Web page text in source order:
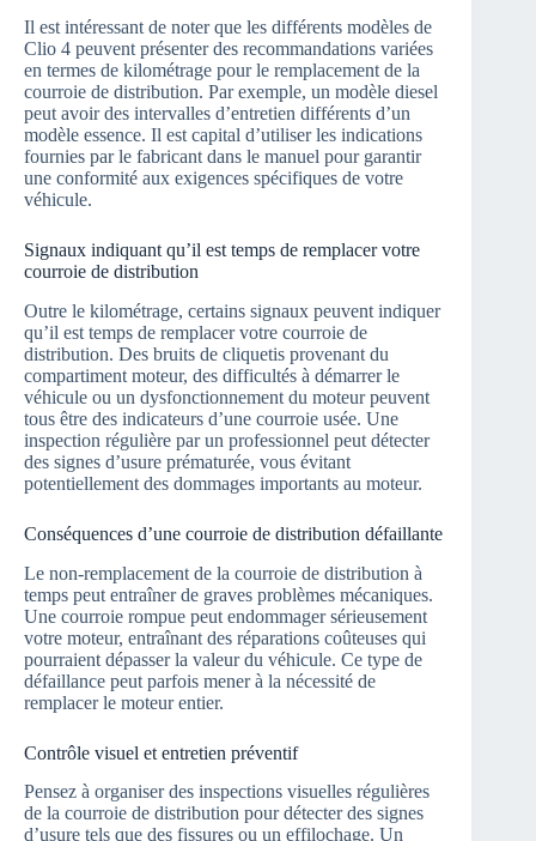
Il est intéressant de noter que les différents modèles de
Clio 4 peuvent présenter des recommandations variées
en termes de kilométrage pour le remplacement de la
courroie de distribution. Par exemple, un modèle diesel
peut avoir des intervalles d’entretien différents d’un
modèle essence. Il est capital d’utiliser les indications
fournies par le fabricant dans le manuel pour garantir
une conformité aux exigences spécifiques de votre
véhicule.
Signaux indiquant qu’il est temps de remplacer votre
courroie de distribution
Outre le kilométrage, certains signaux peuvent indiquer
qu’il est temps de remplacer votre courroie de
distribution. Des bruits de cliquetis provenant du
compartiment moteur, des difficultés à démarrer le
véhicule ou un dysfonctionnement du moteur peuvent
tous être des indicateurs d’une courroie usée. Une
inspection régulière par un professionnel peut détecter
des signes d’usure prématurée, vous évitant
potentiellement des dommages importants au moteur.
Conséquences d’une courroie de distribution défaillante
Le non-remplacement de la courroie de distribution à
temps peut entraîner de graves problèmes mécaniques.
Une courroie rompue peut endommager sérieusement
votre moteur, entraînant des réparations coûteuses qui
pourraient dépasser la valeur du véhicule. Ce type de
défaillance peut parfois mener à la nécessité de
remplacer le moteur entier.
Contrôle visuel et entretien préventif
Pensez à organiser des inspections visuelles régulières
de la courroie de distribution pour détecter des signes
d’usure tels que des fissures ou un effilochage. Un